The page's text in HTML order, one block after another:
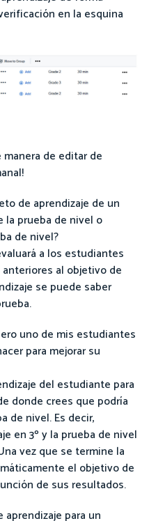
en la esquina
de editar de
de aprendizaje de un
la prueba de nivel o
de nivel?
a los estudiantes
al objetivo de
se puede saber
uno de mis estudiantes
para mejorar su
del estudiante para
donde crees que podría
de nivel. Es decir,
en 3º y la prueba de nivel
vez que se termine la
el objetivo de
de sus resultados.
para un